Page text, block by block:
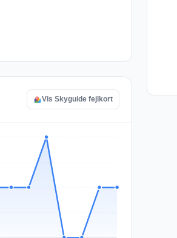
Vis Skyguide fejlkort